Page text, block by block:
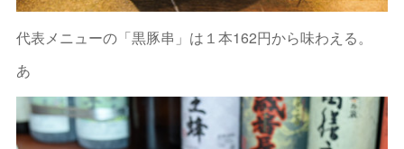
代表メニューの「黒豚串」は１本162円から味わえる。
あ